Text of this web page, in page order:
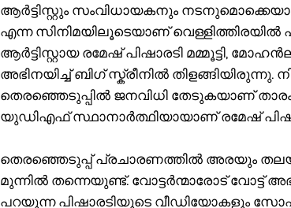
ആർട്ടിസ്റ്റും സംവിധായകനും
എന്ന സിനിമയിലൂടെയാണ് വെള്ളിത്തിരയിൽ
ആർട്ടിസ്റ്റായ രമേഷ് പിഷാരടി മമ്മൂട്ടി,
അഭിനയിച്ച് ബി​ഗ് സ്ക്രീനിൽ തിളങ്ങിയിരുന്നു.
തെരഞ്ഞെടുപ്പിൽ ജനവിധി തേടുകയാണ്
യുഡിഎഫ് സ്ഥാനാർത്ഥിയായാണ് രമേഷ്
തെര‍ഞ്ഞെടുപ്പ് പ്രചാരണത്തിൽ അരയും
മുന്നിൽ തന്നെയുണ്ട്. വോട്ടർന്മാരോട് വോട്ട്
പറയുന്ന പിഷാരടിയുടെ വീഡിയോകളും